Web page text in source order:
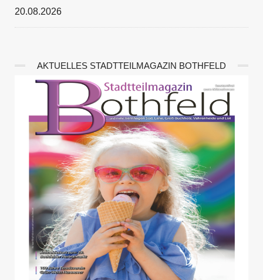
20.08.2026
AKTUELLES STADTTEILMAGAZIN BOTHFELD